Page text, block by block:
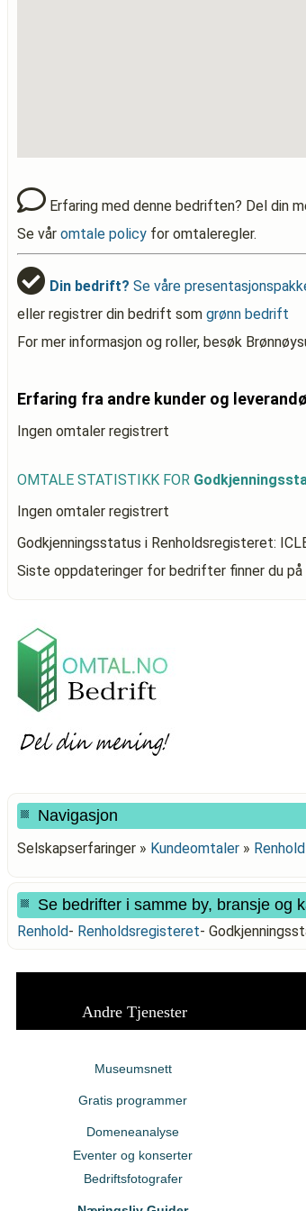
Erfaring med denne bedriften? Del din
Se vår omtale policy for omtaleregler.
Din bedrift? Se våre
eller registrer din bedrift som grønn bedrift
For mer informasjon og roller, besøk
Erfaring fra andre kunder og
Ingen omtaler registrert
OMTALE STATISTIKK FOR
Ingen omtaler registrert
Godkjenningsstatus i Renholdsregisteret:
Siste oppdateringer for bedrifter finner du
Navigasjon
Selskapserfaringer » Kundeomtaler » Renhold
Se bedrifter i samme by, bransje og
Renhold- Renholdsregisteret-
Andre Tjenester
Museumsnett
Gratis programmer
Domeneanalyse
Eventer og konserter
Bedriftsfotografer